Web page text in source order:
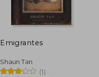
Emigrantes
Shaun Tan
(1)